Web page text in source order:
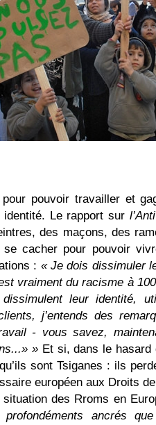
pour pouvoir travailler et
Le rapport sur
des maçons, des
cacher pour pouvoir
: « Je dois dissimuler
vraiment du racisme à
leur identité,
j’entends des
- vous savez,
» Et si, dans le hasard
sont Tsiganes : ils
européen aux Droits
des Rroms en
ancrés